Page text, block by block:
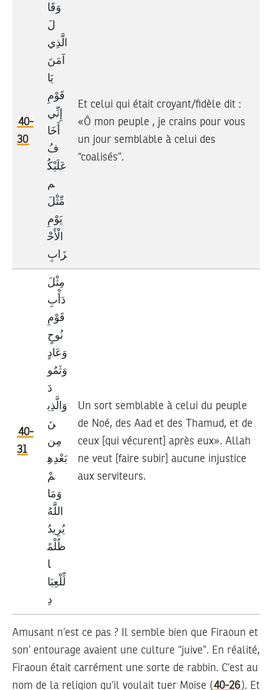
40-
30
وَقَا
لَ
الَّذِي
آمَنَ
يَا
قَوْمِ
إِنِّي
أَخَا
فُ
عَلَيْكُ
م
مِّثْلَ
يَوْمِ
الْأَحْ
زَابِ
Et celui qui était croyant/fidèle dit :
«Ô mon peuple , je crains pour vous
un jour semblable à celui des
“coalisés”.
40-
31
مِثْلَ
دَأْبِ
قَوْمِ
نُوحٍ
وَعَادٍ
وَثَمُو
دَ
وَالَّذِي
نَ
مِن
بَعْدِهِ
مْ
وَمَا
اللَّهُ
يُرِيدُ
ظُلْمً
ا
لِّلْعِبَا
دِ
Un sort semblable à celui du peuple
de Noé, des Aad et des Thamud, et de
ceux [qui vécurent] après eux». Allah
ne veut [faire subir] aucune injustice
aux serviteurs.
Amusant n’est ce pas ? Il semble bien que Firaoun et
son’ entourage avaient une culture “juive”. En réalité,
Firaoun était carrément une sorte de rabbin. C’est au
nom de la religion qu’il voulait tuer Moise (40-26). Et